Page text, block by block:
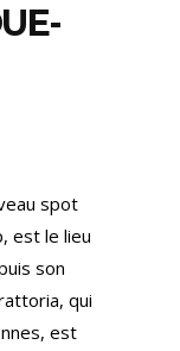
spot
est le lieu
son
qui
est